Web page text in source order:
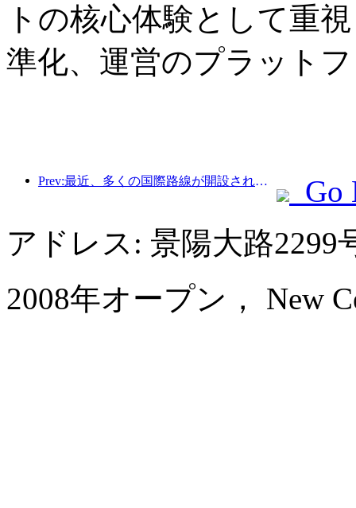
トの核心体験として重
準化、運営のプラット
Prev:最近、多くの国際路線が開設され増加した。
Go
アドレス: 景陽大路
2008年オープン， New